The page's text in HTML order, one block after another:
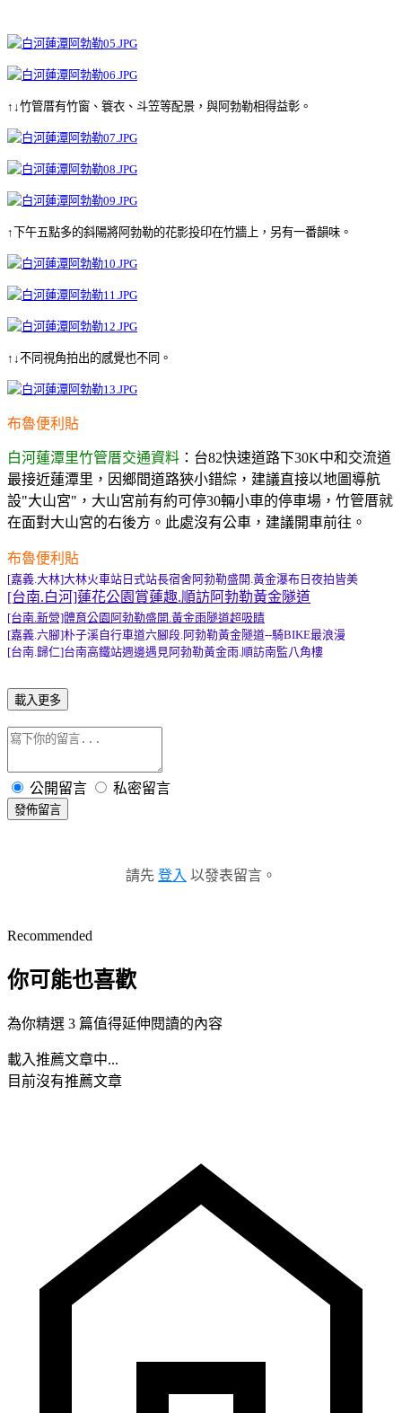
↑↓竹管厝有竹窗、簑衣、斗笠等配景，與阿勃勒相得益彰。
↑下午五點多的斜陽將阿勃勒的花影投印在竹牆上，另有一番韻味。
↑↓不同視角拍出的感覺也不同。
布魯便利貼
白河蓮潭里竹管厝交通資料 ：台82快速道路下30K中和交流道
最接近蓮潭里，因鄉間道路狹小錯綜，建議直接以地圖導航
設"大山宮"，大山宮前有約可停30輛小車的停車場，竹管厝就
在面對大山宮的右後方。此處沒有公車，建議開車前往。
布魯便利貼
[嘉義.大林]大林火車站日式站長宿舍阿勃勒盛開.黃金瀑布日夜拍皆美
[台南.白河]蓮花公園賞蓮趣.順訪阿勃勒黃金隧道
[台南.新營]體育公園阿勃勒盛開.黃金雨隧道超吸睛
[嘉義.六腳]朴子溪自行車道六腳段.阿勃勒黃金隧道--騎BIKE最浪漫
[台南.歸仁]台南高鐵站週邊遇見阿勃勒黃金雨.順訪南監八角樓
載入更多
公開留言 私密留言
發佈留言
請先 登入 以發表留言。
Recommended
你可能也喜歡
為你精選 3 篇值得延伸閱讀的內容
載入推薦文章中...
目前沒有推薦文章